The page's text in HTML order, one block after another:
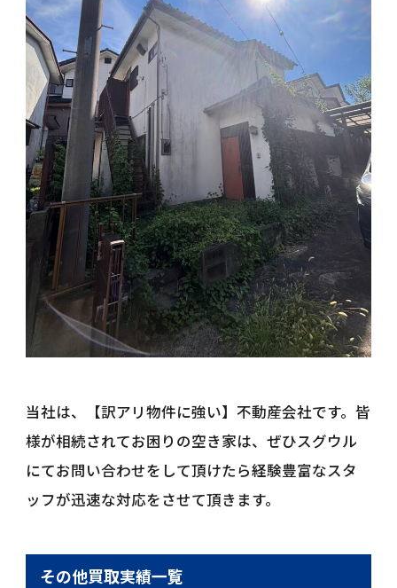
当社は、【訳アリ物件に強い】不動産会社です。皆
様が相続されてお困りの空き家は、ぜひスグウル
にてお問い合わせをして頂けたら経験豊富なスタ
ッフが迅速な対応をさせて頂きます。
その他買取実績一覧